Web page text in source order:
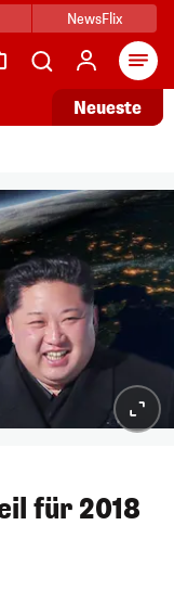
NewsFlix
Neueste
für 2018